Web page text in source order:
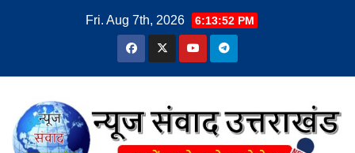
Fri. Aug 7th, 2026 6:13:52 PM